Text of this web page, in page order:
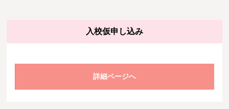
入校仮申し込み
詳細ページへ